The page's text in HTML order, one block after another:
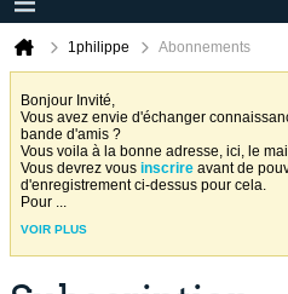
1philippe Abonnements
Bonjour Invité,
Vous avez envie d'échanger
bande d'amis ?
Vous voila à la bonne adresse, ici, le
Vous devrez vous inscrire avant de
d'enregistrement ci-dessus pour cela.
Pour ...
VOIR PLUS